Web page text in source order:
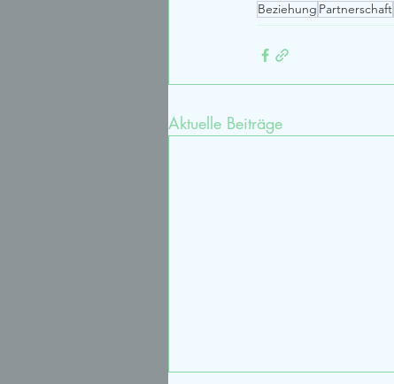
Beziehung Partnerschaft
Aktuelle Beiträge